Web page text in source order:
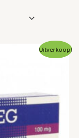
Uitverkoop!